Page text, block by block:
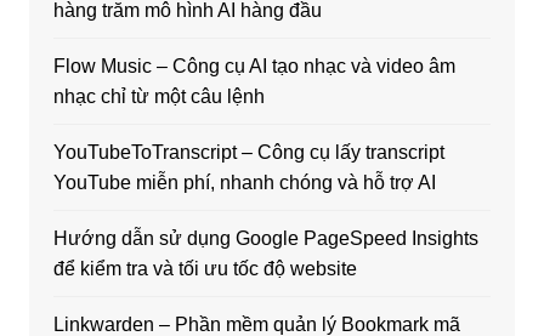
hàng trăm mô hình AI hàng đầu
Flow Music – Công cụ AI tạo nhạc và video âm
nhạc chỉ từ một câu lệnh
YouTubeToTranscript – Công cụ lấy transcript
YouTube miễn phí, nhanh chóng và hỗ trợ AI
Hướng dẫn sử dụng Google PageSpeed Insights
để kiểm tra và tối ưu tốc độ website
Linkwarden – Phần mềm quản lý Bookmark mã